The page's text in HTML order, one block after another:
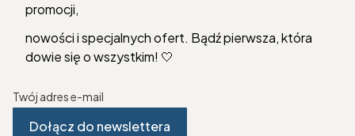
promocji,
nowości i specjalnych ofert. Bądź pierwsza, która
dowie się o wszystkim! 🤍
Twój adres e-mail
Dołącz do newslettera